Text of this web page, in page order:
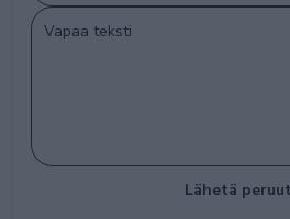
Vapaa teksti
Lähetä